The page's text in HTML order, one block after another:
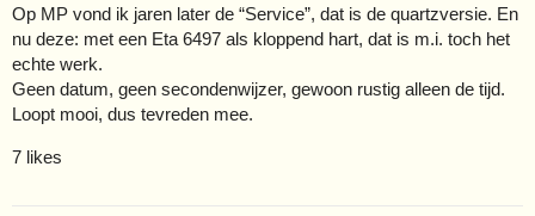
Op MP vond ik jaren later de “Service”, dat is de quartzversie. En
nu deze: met een Eta 6497 als kloppend hart, dat is m.i. toch het
echte werk.
Geen datum, geen secondenwijzer, gewoon rustig alleen de tijd.
Loopt mooi, dus tevreden mee.
7 likes